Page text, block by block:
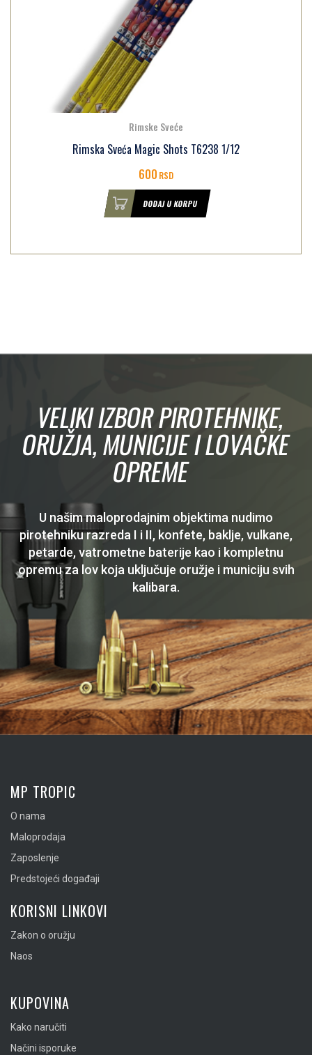
Rimske Sveće
Rimska Sveća Magic Shots T6238 1/12
600RSD
DODAJ U KORPU
VELIKI IZBOR PIROTEHNIKE,
ORUŽJA, MUNICIJE I LOVAČKE
OPREME
U našim maloprodajnim objektima nudimo
pirotehniku razreda I i II, konfete, baklje, vulkane,
petarde, vatrometne baterije kao i kompletnu
opremu za lov koja uključuje oružje i municiju svih
kalibara.
MP TROPIC
O nama
Maloprodaja
Zaposlenje
Predstojeći događaji
KORISNI LINKOVI
Zakon o oružju
Naos
KUPOVINA
Kako naručiti
Načini isporuke